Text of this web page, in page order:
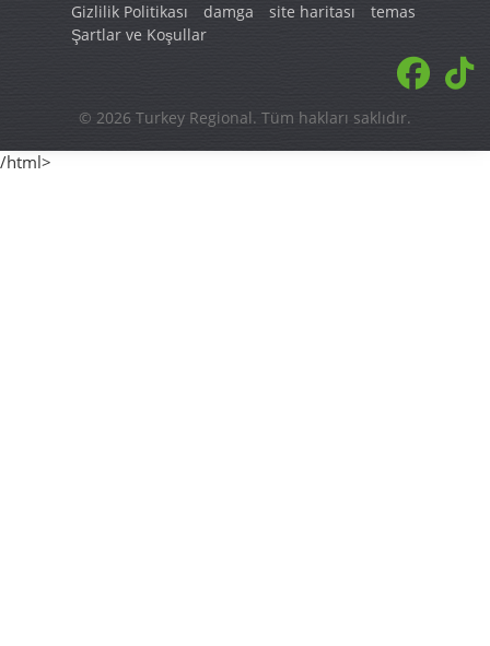
Gizlilik Politikası damga site haritası
temas
Şartlar ve Koşullar
© 2026 Turkey Regional. Tüm hakları saklıdır.
/html>